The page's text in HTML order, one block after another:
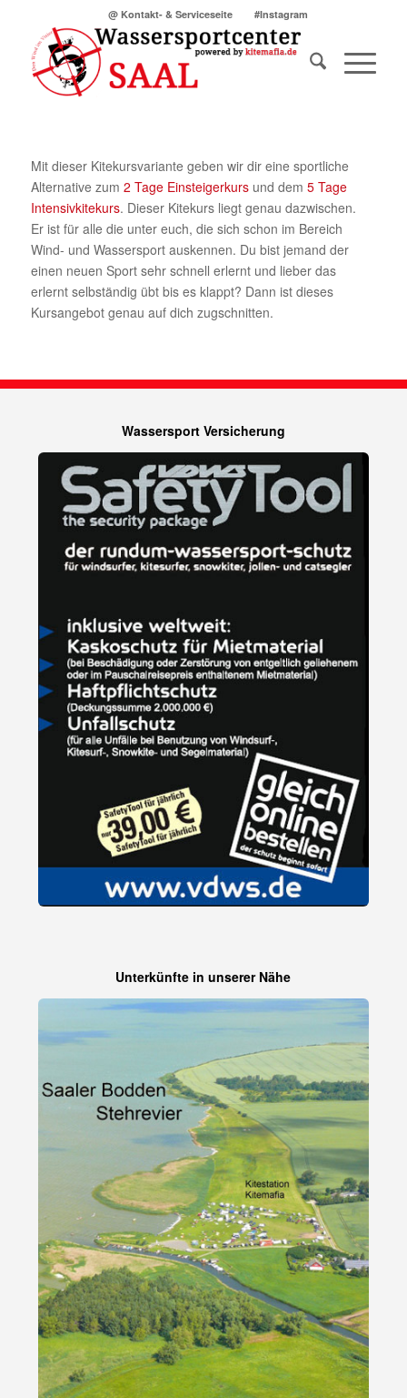
@ Kontakt- & Serviceseite #Instagram
Mit dieser Kitekursvariante geben wir dir eine sportliche
Alternative zum 2 Tage Einsteigerkursund dem 5 Tage
Intensivkitekurs. Dieser Kitekurs liegt genau dazwischen.
Er ist für alle die unter euch, die sich schon im Bereich
Wind- und Wassersport auskennen. Du bist jemand der
einen neuen Sport sehr schnell erlernt und lieber das
erlernt selbständig übt bis es klappt? Dann ist dieses
Kursangebot genau auf dich zugschnitten.
Wassersport Versicherung
Unterkünfte in unserer Nähe